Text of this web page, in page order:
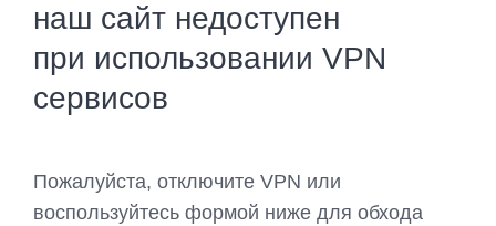
наш сайт недоступен
при использовании VPN
сервисов
Пожалуйста, отключите VPN или
воспользуйтесь формой ниже для обхода